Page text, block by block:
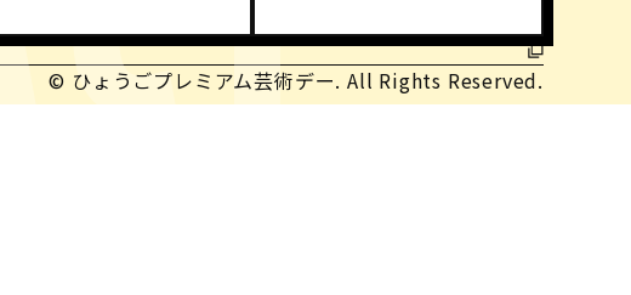
© ひょうごプレミアム芸術デー. All Rights Reserved.